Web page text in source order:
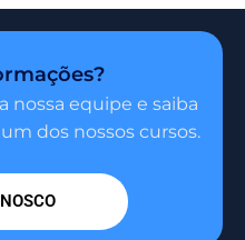
nossa equipe e saiba
dos nossos cursos.